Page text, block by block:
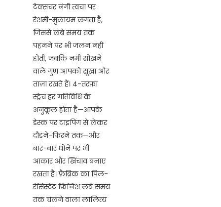
टेक्सचर नंगी त्वचा पर
रेशमी-मुलायम लगता है,
जिससे लंबे समय तक
पहनने पर भी जलन नहीं
होती, जबकि नमी सोखने
वाले गुण आपको सूखा और
ताज़ा रखते हैं। 4-तरफ़ा
स्ट्रेच हर गतिविधि के
अनुकूल होता है—आपके
डेस्क पर टाइपिंग से लेकर
दौड़ने-फिरने तक—और
बार-बार धोने पर भी
आकार और खिंचाव बनाए
रखता है। फ़ैब्रिक का पिल-
रेसिस्टेंट फ़िनिश लंबे समय
तक चलने वाला लालित्य